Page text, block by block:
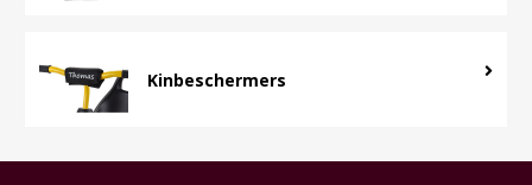
Kinbeschermers